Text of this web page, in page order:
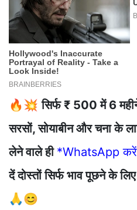
🔥💥सिर्फ ₹ 500 में 6
सरसों, सोयाबीन और चना के
लेने वाले ही *WhatsApp
दें दोस्तों सिर्फ भाव पूछने के
🙏😊